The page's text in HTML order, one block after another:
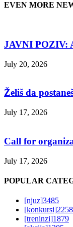
EVEN MORE
JAVNI POZIV:
July 20, 2026
Želiš da
July 17, 2026
Call for
July 17, 2026
POPULAR
[njuz]3485
[konkursi]2258
[treninzi]1879